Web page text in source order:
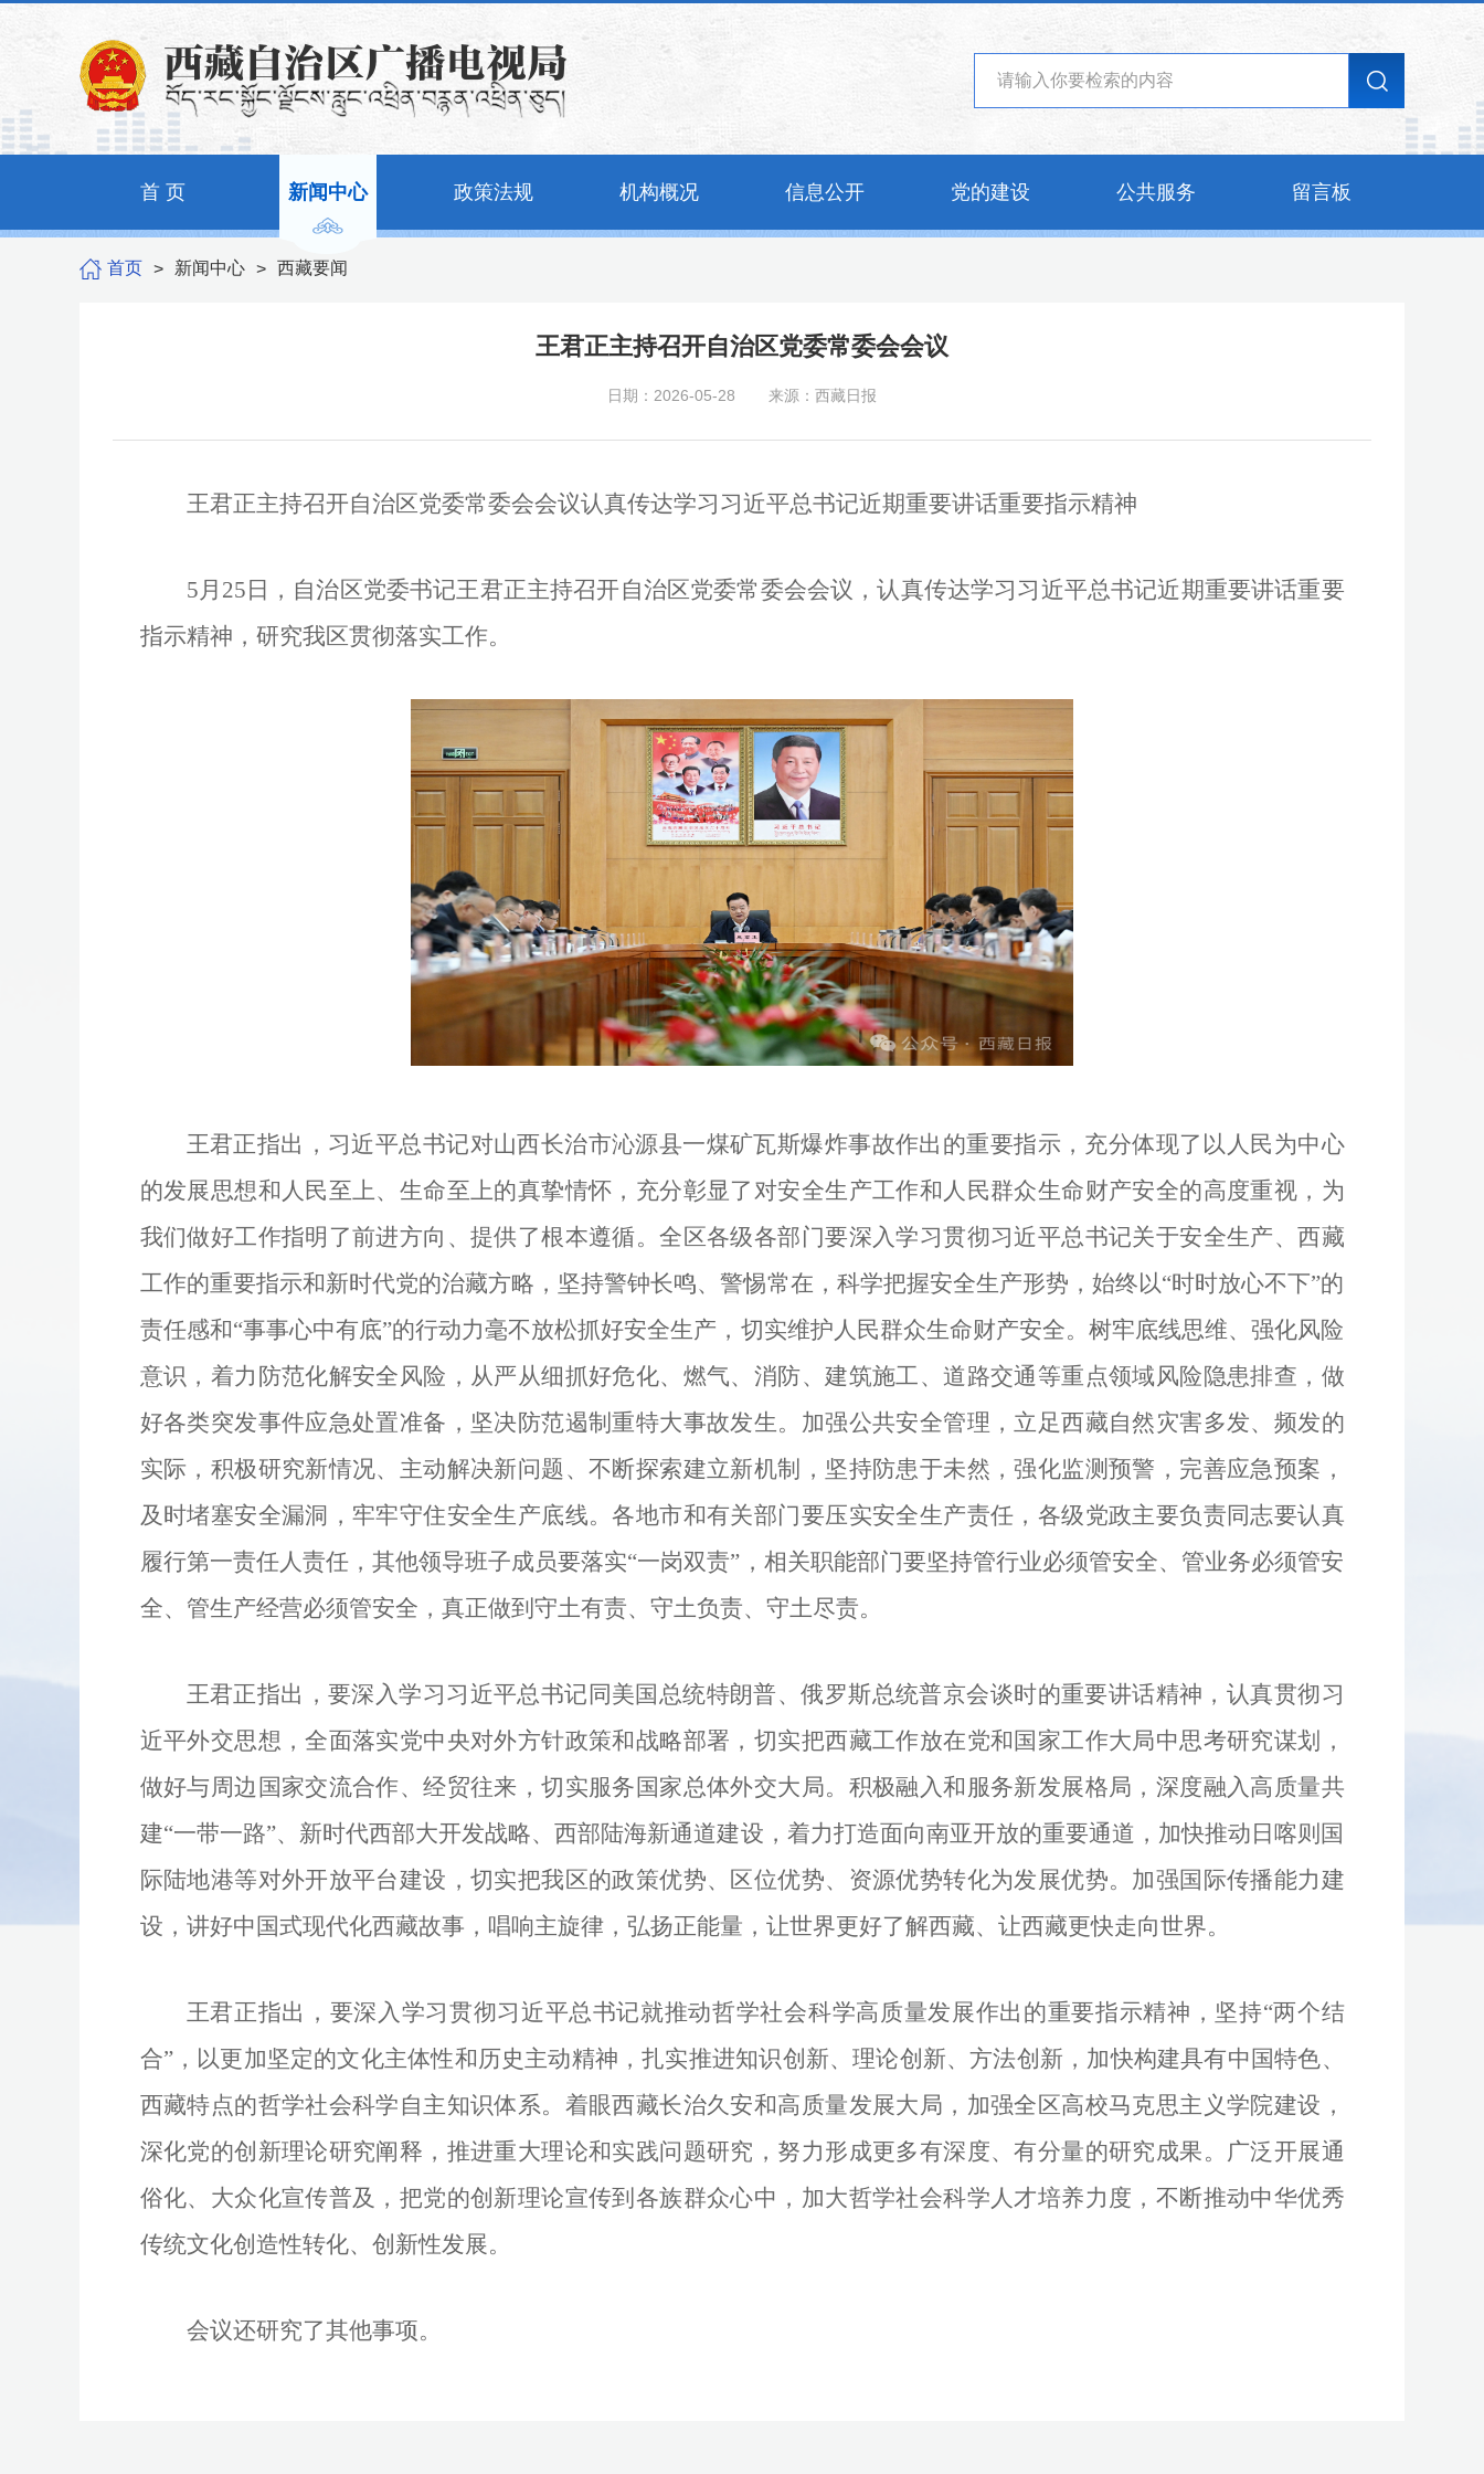
首 页 新闻中心 政策法规 机构概况 信息公开 党的建设 公共服务 留言板
首页 > 新闻中心 > 西藏要闻
王君正主持召开自治区党委常委会会议
日期：2026-05-28 来源：西藏日报
王君正主持召开自治区党委常委会会议认真传达学习习近平总书记近期重要讲话重要指示精神
5月25日，自治区党委书记王君正主持召开自治区党委常委会会议，认真传达学习习近平总书记近期重要讲话重要
指示精神，研究我区贯彻落实工作。
王君正指出，习近平总书记对山西长治市沁源县一煤矿瓦斯爆炸事故作出的重要指示，充分体现了以人民为中心
的发展思想和人民至上、生命至上的真挚情怀，充分彰显了对安全生产工作和人民群众生命财产安全的高度重视，为
我们做好工作指明了前进方向、提供了根本遵循。全区各级各部门要深入学习贯彻习近平总书记关于安全生产、西藏
工作的重要指示和新时代党的治藏方略，坚持警钟长鸣、警惕常在，科学把握安全生产形势，始终以“时时放心不下”的
责任感和“事事心中有底”的行动力毫不放松抓好安全生产，切实维护人民群众生命财产安全。树牢底线思维、强化风险
意识，着力防范化解安全风险，从严从细抓好危化、燃气、消防、建筑施工、道路交通等重点领域风险隐患排查，做
好各类突发事件应急处置准备，坚决防范遏制重特大事故发生。加强公共安全管理，立足西藏自然灾害多发、频发的
实际，积极研究新情况、主动解决新问题、不断探索建立新机制，坚持防患于未然，强化监测预警，完善应急预案，
及时堵塞安全漏洞，牢牢守住安全生产底线。各地市和有关部门要压实安全生产责任，各级党政主要负责同志要认真
履行第一责任人责任，其他领导班子成员要落实“一岗双责”，相关职能部门要坚持管行业必须管安全、管业务必须管安
全、管生产经营必须管安全，真正做到守土有责、守土负责、守土尽责。
王君正指出，要深入学习习近平总书记同美国总统特朗普、俄罗斯总统普京会谈时的重要讲话精神，认真贯彻习
近平外交思想，全面落实党中央对外方针政策和战略部署，切实把西藏工作放在党和国家工作大局中思考研究谋划，
做好与周边国家交流合作、经贸往来，切实服务国家总体外交大局。积极融入和服务新发展格局，深度融入高质量共
建“一带一路”、新时代西部大开发战略、西部陆海新通道建设，着力打造面向南亚开放的重要通道，加快推动日喀则国
际陆地港等对外开放平台建设，切实把我区的政策优势、区位优势、资源优势转化为发展优势。加强国际传播能力建
设，讲好中国式现代化西藏故事，唱响主旋律，弘扬正能量，让世界更好了解西藏、让西藏更快走向世界。
王君正指出，要深入学习贯彻习近平总书记就推动哲学社会科学高质量发展作出的重要指示精神，坚持“两个结
合”，以更加坚定的文化主体性和历史主动精神，扎实推进知识创新、理论创新、方法创新，加快构建具有中国特色、
西藏特点的哲学社会科学自主知识体系。着眼西藏长治久安和高质量发展大局，加强全区高校马克思主义学院建设，
深化党的创新理论研究阐释，推进重大理论和实践问题研究，努力形成更多有深度、有分量的研究成果。广泛开展通
俗化、大众化宣传普及，把党的创新理论宣传到各族群众心中，加大哲学社会科学人才培养力度，不断推动中华优秀
传统文化创造性转化、创新性发展。
会议还研究了其他事项。